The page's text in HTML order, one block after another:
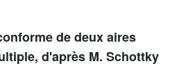
de deux aires
d'après M. Schottky